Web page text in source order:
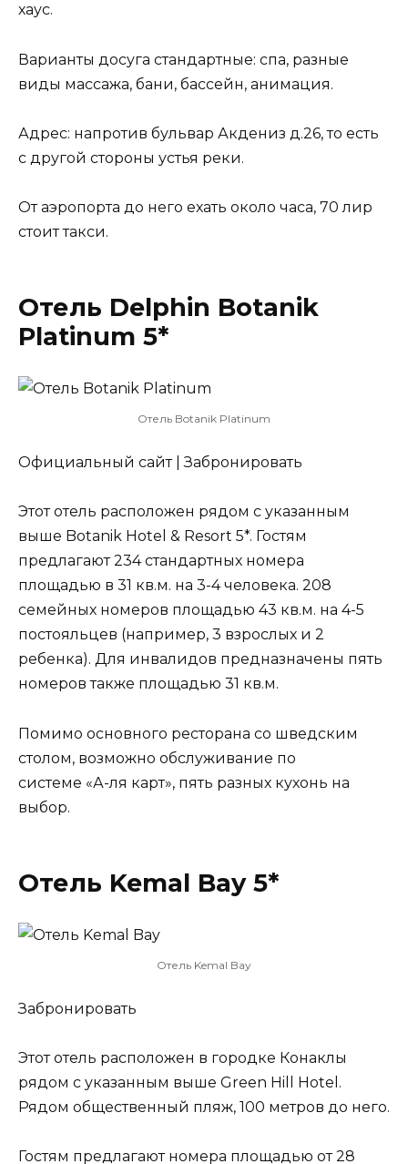
хаус.
Варианты досуга стандартные: спа, разные
виды массажа, бани, бассейн, анимация.
Адрес: напротив бульвар Акдениз д.26, то есть
с другой стороны устья реки.
От аэропорта до него ехать около часа, 70 лир
стоит такси.
Отель Delphin Botanik
Platinum 5*
Отель Botanik Platinum
Официальный сайт | Забронировать
Этот отель расположен рядом с указанным
выше Botanik Hotel & Resort 5*. Гостям
предлагают 234 стандартных номера
площадью в 31 кв.м. на 3-4 человека. 208
семейных номеров площадью 43 кв.м. на 4-5
постояльцев (например, 3 взрослых и 2
ребенка). Для инвалидов предназначены пять
номеров также площадью 31 кв.м.
Помимо основного ресторана со шведским
столом, возможно обслуживание по
системе «А-ля карт», пять разных кухонь на
выбор.
Отель Kemal Bay 5*
Отель Kemal Bay
Забронировать
Этот отель расположен в городке Конаклы
рядом с указанным выше Green Hill Hotel.
Рядом общественный пляж, 100 метров до него.
Гостям предлагают номера площадью от 28